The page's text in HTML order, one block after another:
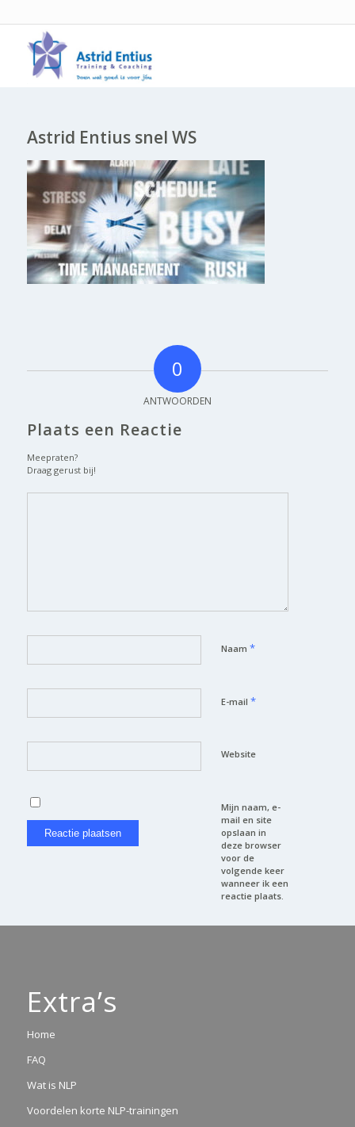
Astrid Entius snel WS
0
ANTWOORDEN
Plaats een Reactie
Meepraten?
Draag gerust bij!
Naam *
E-mail *
Website
Mijn naam, e-
mail en site
opslaan in
deze browser
voor de
volgende keer
wanneer ik een
reactie plaats.
Extra’s
Home
FAQ
Wat is NLP
Voordelen korte NLP-trainingen